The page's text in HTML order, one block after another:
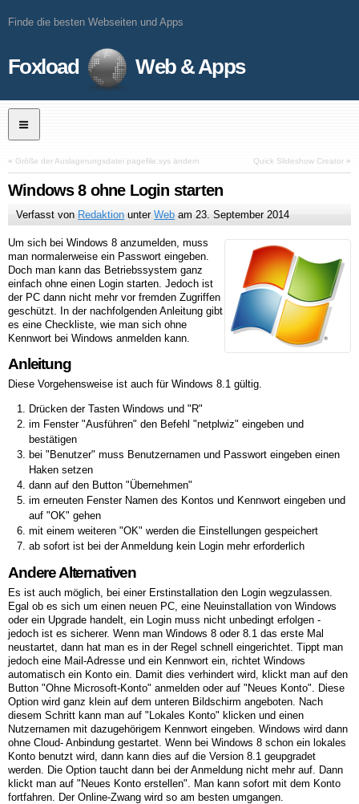
Finde die besten Webseiten und Apps
Foxload Web & Apps
« Größe der Auslagerungsdatei pagefile.sys ändern Quick Slideshow Creator »
Windows 8 ohne Login starten
Verfasst von Redaktion unterWeb am23. September 2014
Um sich bei Windows 8 anzumelden, muss
man normalerweise ein Passwort eingeben.
Doch man kann das Betriebssystem ganz
einfach ohne einen Login starten. Jedoch ist
der PC dann nicht mehr vor fremden Zugriffen
geschützt. In der nachfolgenden Anleitung gibt
es eine Checkliste, wie man sich ohne
Kennwort bei Windows anmelden kann.
Anleitung
Diese Vorgehensweise ist auch für Windows 8.1 gültig.
Drücken der Tasten Windows und "R"
im Fenster "Ausführen" den Befehl "netplwiz" eingeben und
bestätigen
bei "Benutzer" muss Benutzernamen und Passwort eingeben einen
Haken setzen
dann auf den Button "Übernehmen"
im erneuten Fenster Namen des Kontos und Kennwort eingeben und
auf "OK" gehen
mit einem weiteren "OK" werden die Einstellungen gespeichert
ab sofort ist bei der Anmeldung kein Login mehr erforderlich
Andere Alternativen
Es ist auch möglich, bei einer Erstinstallation den Login wegzulassen.
Egal ob es sich um einen neuen PC, eine Neuinstallation von Windows
oder ein Upgrade handelt, ein Login muss nicht unbedingt erfolgen -
jedoch ist es sicherer. Wenn man Windows 8 oder 8.1 das erste Mal
neustartet, dann hat man es in der Regel schnell eingerichtet. Tippt man
jedoch eine Mail-Adresse und ein Kennwort ein, richtet Windows
automatisch ein Konto ein. Damit dies verhindert wird, klickt man auf den
Button "Ohne Microsoft-Konto" anmelden oder auf "Neues Konto". Diese
Option wird ganz klein auf dem unteren Bildschirm angeboten. Nach
diesem Schritt kann man auf "Lokales Konto" klicken und einen
Nutzernamen mit dazugehörigem Kennwort eingeben. Windows wird dann
ohne Cloud- Anbindung gestartet. Wenn bei Windows 8 schon ein lokales
Konto benutzt wird, dann kann dies auf die Version 8.1 geupgradet
werden. Die Option taucht dann bei der Anmeldung nicht mehr auf. Dann
klickt man auf "Neues Konto erstellen". Man kann sofort mit dem Konto
fortfahren. Der Online-Zwang wird so am besten umgangen.